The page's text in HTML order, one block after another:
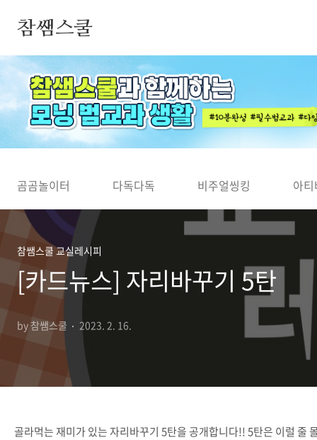
참쌤스쿨
◀
곰곰놀이터 다독다독 비주얼씽킹 아
참쌤스쿨 교실레시피
[카드뉴스] 자리바꾸기 5탄
by 참쌤스쿨 2023. 2. 16.
골라먹는 재미가 있는 자리바꾸기 5탄을 공개합니다!! 5탄은 이럴 줄